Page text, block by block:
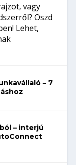
vagy
Oszd
Lehet,
– 7
– interjú